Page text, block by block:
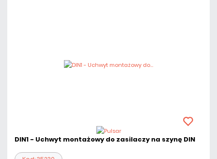
DIN1 - Uchwyt montażowy do zasilaczy na szynę DIN